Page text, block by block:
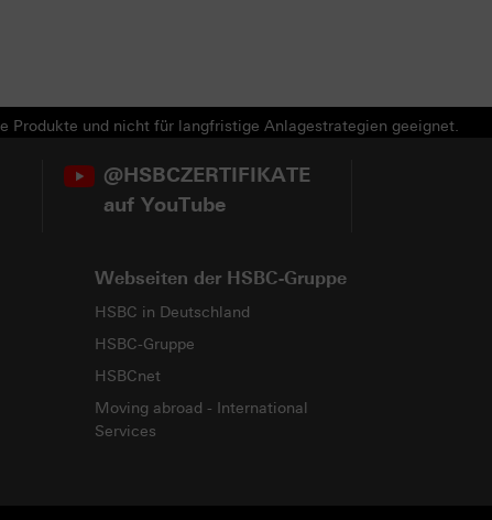
Produkte und nicht für langfristige Anlagestrategien geeignet.
@HSBCZERTIFIKATE
auf YouTube
Webseiten der HSBC-Gruppe
HSBC in Deutschland
HSBC-Gruppe
HSBCnet
Moving abroad - International
Services